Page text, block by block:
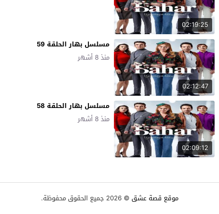
02:19:25
02:12:47
مسلسل بهار الحلقة 59
منذ 8 أشهر
02:09:12
مسلسل بهار الحلقة 58
منذ 8 أشهر
موقع قصة عشق © 2026 جميع الحقوق محفوظة.